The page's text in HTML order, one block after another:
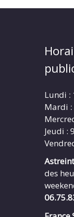
Lundi :
Mardi :
Jeudi :
des